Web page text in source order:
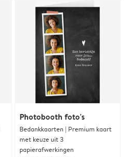
Photobooth foto's
Bedankkaarten | Premium kaart
met keuze uit 3
papierafwerkingen